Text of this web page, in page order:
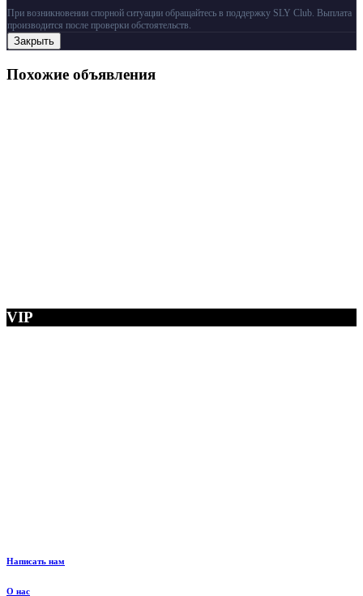
При возникновении спорной ситуации обращайтесь в поддержку SLY Club. Выплата
производится после проверки обстоятельств.
Закрыть
Похожие объявления
VIP
Написать нам
О нас